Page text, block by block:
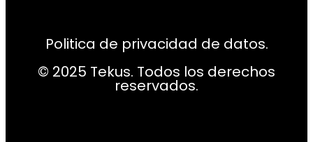
Politica de privacidad de datos.
© 2025 Tekus. Todos los derechos
reservados.